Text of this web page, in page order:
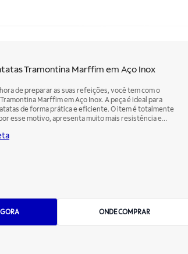
Tramontina Marffim em Aço Inox
de preparar as suas refeições, você tem com o
Marffim em Aço Inox. A peça é ideal para
de forma prática e eficiente. O item é totalmente
esse motivo, apresenta muito mais resistência e
do produto! Sua cozinha mais completa, com praticidade
ONDE COMPRAR